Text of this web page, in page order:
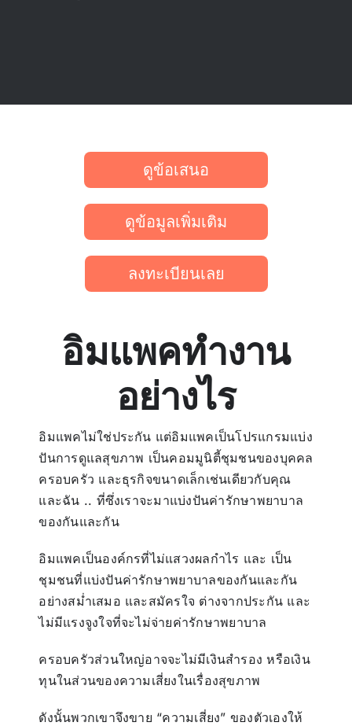
ดูข้อเสนอ
ดูข้อมูลเพิ่มเติม
ลงทะเบียนเลย
อิมแพคทำงาน
อย่างไร
อิมแพคไม่ใช่ประกัน แต่อิมแพคเป็นโปรแกรมแบ่ง
ปันการดูแลสุขภาพ เป็นคอมมูนิตี้ชุมชนของบุคคล
ครอบครัว และธุรกิจขนาดเล็กเช่นเดียวกับคุณ
และฉัน .. ที่ซึ่งเราจะมาแบ่งปันค่ารักษาพยาบาล
ของกันและกัน
อิมแพคเป็นองค์กรที่ไม่แสวงผลกำไร และ เป็น
ชุมชนที่แบ่งปันค่ารักษาพยาบาลของกันและกัน
อย่างสม่ำเสมอ และสมัครใจ ต่างจากประกัน และ
ไม่มีแรงจูงใจที่จะไม่จ่ายค่ารักษาพยาบาล
ครอบครัวส่วนใหญ่อาจจะไม่มีเงินสำรอง หรือเงิน
ทุนในส่วนของความเสี่ยงในเรื่องสุขภาพ
ดังนั้นพวกเขาจึงขาย “ความเสี่ยง” ของตัวเองให้